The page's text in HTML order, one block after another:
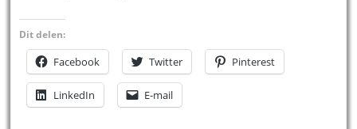
Dit delen:
Facebook Twitter Pinterest
LinkedIn E-mail